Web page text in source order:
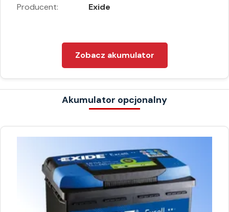
Producent: Exide
Zobacz akumulator
Akumulator opcjonalny